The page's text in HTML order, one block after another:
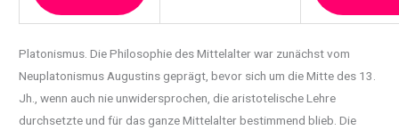
Platonismus. Die Philosophie des Mittelalter war zunächst vom
Neuplatonismus Augustins geprägt,bevor sich um die Mitte des 13.
Jh., wenn auch nie unwidersprochen, die aristotelische Lehre
durchsetzte und für das ganze Mittelalter bestimmend blieb. Die